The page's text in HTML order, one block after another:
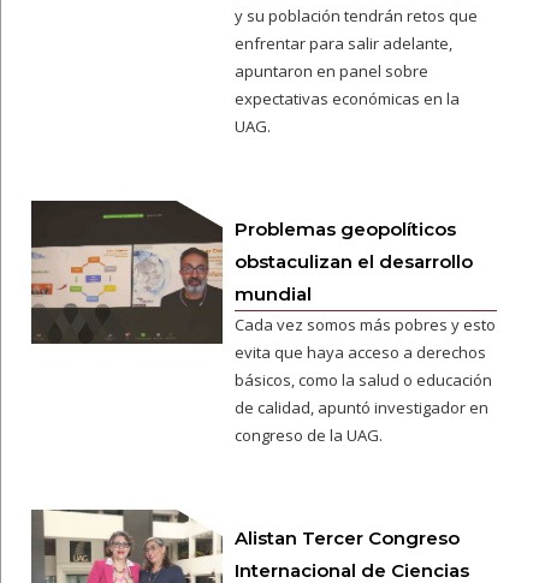
y su población tendrán retos que
enfrentar para salir adelante,
apuntaron en panel sobre
expectativas económicas en la
UAG.
Problemas geopolíticos
obstaculizan el desarrollo
mundial
Cada vez somos más pobres y esto
evita que haya acceso a derechos
básicos, como la salud o educación
de calidad, apuntó investigador en
congreso de la UAG.
Alistan Tercer Congreso
Internacional de Ciencias